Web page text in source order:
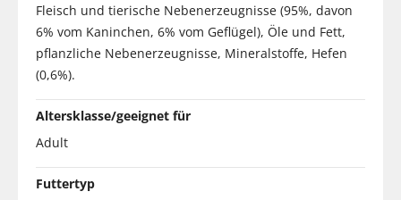
Fleisch und tierische Nebenerzeugnisse (95%, davon
6% vom Kaninchen, 6% vom Geflügel), Öle und Fett,
pflanzliche Nebenerzeugnisse, Mineralstoffe, Hefen
(0,6%).
Altersklasse/geeignet für
Adult
Futtertyp